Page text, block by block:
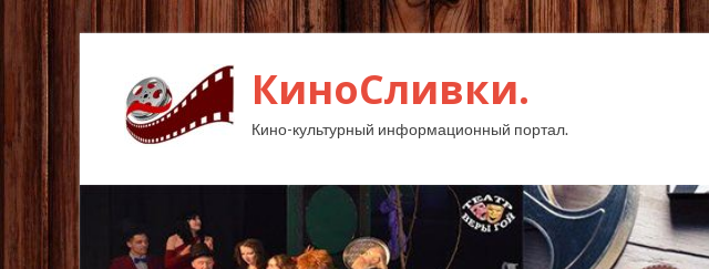
КиноСливки.
Кино-культурный информационный портал.